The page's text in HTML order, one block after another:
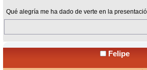
Qué alegría me ha dado de verte en la
Felipe